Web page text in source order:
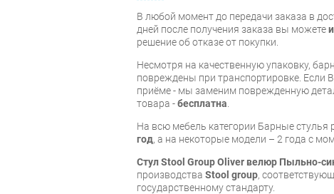
В любой момент до передачи заказа в
дней после получения заказа вы можете
решение об отказе от покупки.
Несмотря на качественную упаковку,
повреждены при транспортировке. Если
приёме - мы заменим поврежденную
товара -бесплатна
На всю мебель категории Барные стулья
год, а на некоторые модели – 2 года с
Стул Stool Group Oliver велюр Пыльно-
производства Stool group,
государственному стандарту.